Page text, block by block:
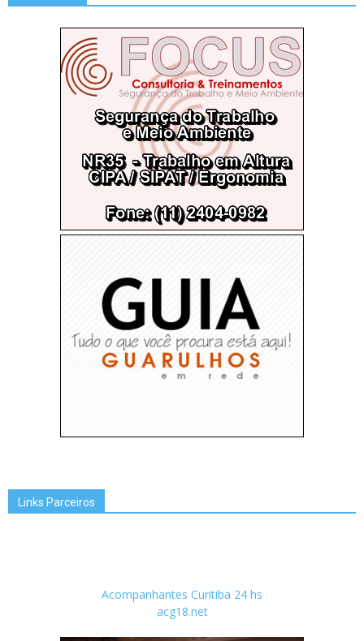
Links Parceiros
Acompanhantes Curitiba 24 hs
acg18.net